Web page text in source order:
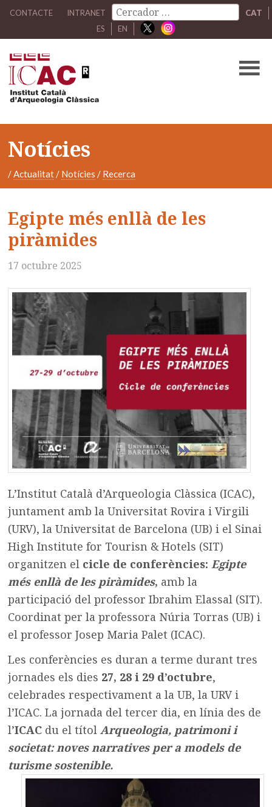
CONTACTE INTRANET
CAT
ES
EN
Notícies
/Actualitat/ Notícies / Recerca
Egipte més enllà de les
piràmides
17 octubre 2025
L’Institut Català d’Arqueologia Clàssica (ICAC),
juntament amb la Universitat Rovira i Virgili
(URV), la Universitat de Barcelona (UB) i el Sinai
High Institute for Tourisn & Hotels (SIT)
organitzen el cicle de conferències: Egipte
més enllà de les piràmides, amb la
participació del professor Ibrahim Elassal (SIT).
Coordinat per la professora Núria Torras (UB) i
el professor Josep Maria Palet (ICAC).
Les conferències es duran a terme durant tres
jornades els dies 27, 28 i 29 d’octubre,
celebrades respectivament a la UB, la URV i
l’ICAC. La jornada del tercer dia, en línia des de
l’ICAC du el títol Arqueologia, patrimoni i
societat: noves narratives per a models de
turisme sostenible.